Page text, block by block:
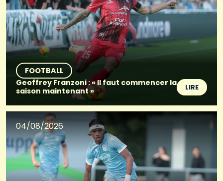
FOOTBALL
Geoffrey Franzoni : « Il faut commencer la
saison maintenant »
LIRE
04/08/2026